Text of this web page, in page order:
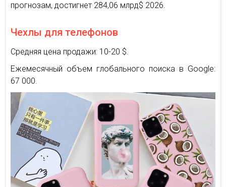
прогнозам, достигнет 284,06 млрд$ 2026.
Чехлы для телефонов
Средняя цена продажи: 10-20 $.
Ежемесячный объем глобального поиска в Google:
67 000.